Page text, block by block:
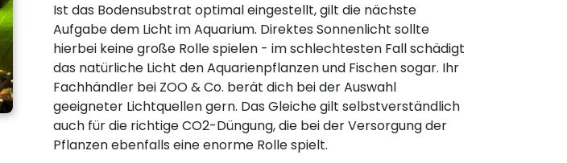
Ist das Bodensubstrat optimal eingestellt, gilt die nächste
Aufgabe dem Licht im Aquarium. Direktes Sonnenlicht sollte
hierbei keine große Rolle spielen - im schlechtesten Fall schädigt
das natürliche Licht den Aquarienpflanzen und Fischen sogar. Ihr
Fachhändler bei ZOO & Co. berät dich bei der Auswahl
geeigneter Lichtquellen gern. Das Gleiche gilt selbstverständlich
auch für die richtige CO2-Düngung, die bei der Versorgung der
Pflanzen ebenfalls eine enorme Rolle spielt.